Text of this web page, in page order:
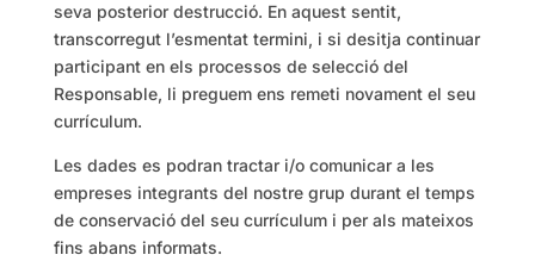
seva posterior destrucció. En aquest sentit,
transcorregut l’esmentat termini, i si desitja continuar
participant en els processos de selecció del
Responsable, li preguem ens remeti novament el seu
currículum.
Les dades es podran tractar i/o comunicar a les
empreses integrants del nostre grup durant el temps
de conservació del seu currículum i per als mateixos
fins abans informats.